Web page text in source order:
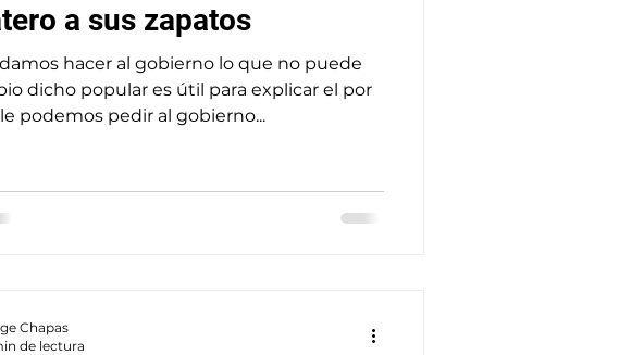
a sus zapatos
hacer al gobierno lo que no puede
dicho popular es útil para explicar el por
podemos pedir al gobierno...
Chapas
de lectura